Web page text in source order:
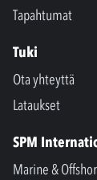
Tapahtumat
Tuki
Ota yhteyttä
Lataukset
SPM
Marine &